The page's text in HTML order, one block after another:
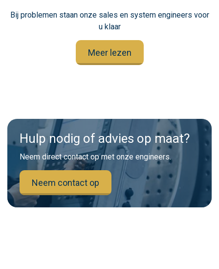
Bij problemen staan onze sales en system engineers voor
u klaar
Meer lezen
Hulp nodig of advies op maat?
Neem direct contact op met onze engineers.
Neem contact op